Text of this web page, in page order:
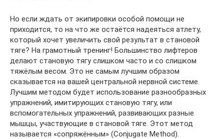
Но если ждать от экипировки особой помощи не
приходится, то на что же остаётся надеяться атлету,
который хочет увеличить свой результат в становой
тяге? На грамотный тренинг! Большинство лифтеров
делают становую тягу слишком часто и со слишком
тяжёлым весом. Это не самым лучшим образом
сказывается на вашей центральной нервной системе.
Лучшим методом будет использование разнообразных
упражнений, имитирующих становую тягу, или
вспомогательных упражнений, развивающих разные
мышцы, участвующие в становой тяге. Этот метод
называется «сопряжённым» (Conjugate Method).